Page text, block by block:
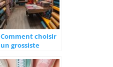
Comment choisir
un grossiste
pour vos besoins